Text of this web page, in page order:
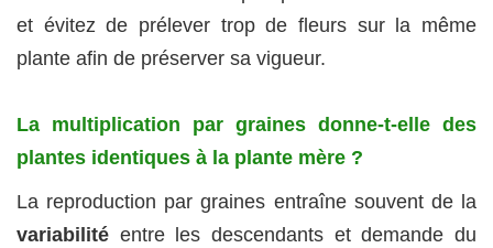
et évitez de prélever trop de fleurs sur la même
plante afin de préserver sa vigueur.
La multiplication par graines donne-t-elle des
plantes identiques à la plante mère ?
La reproduction par graines entraîne souvent de la
variabilité entre les descendants et demande du